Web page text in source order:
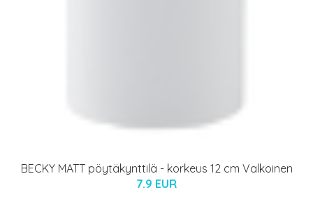
BECKY MATT pöytäkynttilä - korkeus 12 cm Valkoinen
7.9 EUR